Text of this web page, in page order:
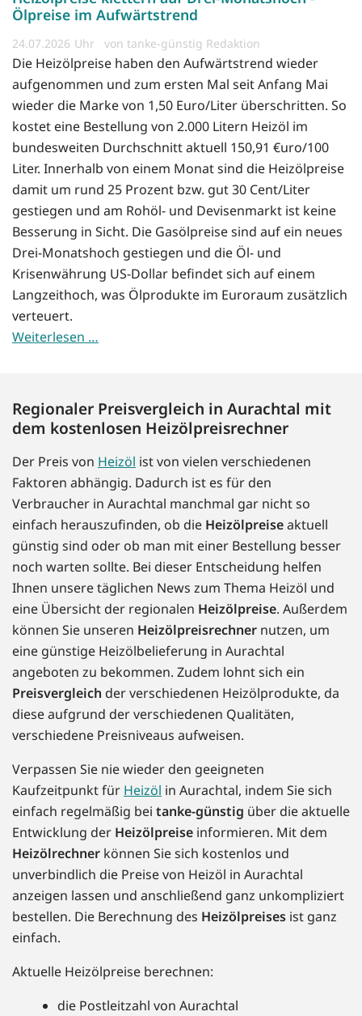
Ölpreise im Aufwärtstrend
24.07.2026 von tanke-günstig Redaktion
Die Heizölpreise haben den Aufwärtstrend wieder
aufgenommen und zum ersten Mal seit Anfang Mai
wieder die Marke von 1,50 Euro/Liter überschritten. So
kostet eine Bestellung von 2.000 Litern Heizöl im
bundesweiten Durchschnitt aktuell 150,91 €uro/100
Liter. Innerhalb von einem Monat sind die Heizölpreise
damit um rund 25 Prozent bzw. gut 30 Cent/Liter
gestiegen und am Rohöl- und Devisenmarkt ist keine
Besserung in Sicht. Die Gasölpreise sind auf ein neues
Drei-Monatshoch gestiegen und die Öl- und
Krisenwährung US-Dollar befindet sich auf einem
Langzeithoch, was Ölprodukte im Euroraum zusätzlich
verteuert.
Weiterlesen …
Regionaler Preisvergleich in Aurachtal mit
dem kostenlosen Heizölpreisrechner
Der Preis von Heizöl ist von vielen verschiedenen
Faktoren abhängig. Dadurch ist es für den
Verbraucher in Aurachtal manchmal gar nicht so
einfach herauszufinden, ob die Heizölpreiseaktuell
günstig sind oder ob man mit einer Bestellung besser
noch warten sollte. Bei dieser Entscheidung helfen
Ihnen unsere täglichen News zum Thema Heizöl und
eine Übersicht der regionalen Heizölpreise. Außerdem
können Sie unseren Heizölpreisrechner nutzen, um
eine günstige Heizölbelieferung in Aurachtal
angeboten zu bekommen. Zudem lohnt sich ein
Preisvergleich der verschiedenen Heizölprodukte, da
diese aufgrund der verschiedenen Qualitäten,
verschiedene Preisniveaus aufweisen.
Verpassen Sie nie wieder den geeigneten
Kaufzeitpunkt für Heizöl in Aurachtal, indem Sie sich
einfach regelmäßig bei tanke-günstig über die aktuelle
Entwicklung der Heizölpreise informieren. Mit dem
Heizölrechner können Sie sich kostenlos und
unverbindlich die Preise von Heizöl in Aurachtal
anzeigen lassen und anschließend ganz unkompliziert
bestellen. Die Berechnung des Heizölpreises ist ganz
einfach.
Aktuelle Heizölpreise berechnen:
die Postleitzahl von Aurachtal